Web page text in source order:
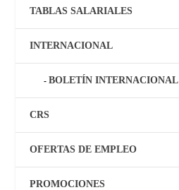
TABLAS SALARIALES
INTERNACIONAL
BOLETÍN INTERNACIONAL
CRS
OFERTAS DE EMPLEO
PROMOCIONES